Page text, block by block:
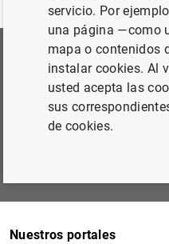
Suscríbete a nuestra
Podrás elegir las áreas de
recibir nuestras
Nuestros portales
servicio. Por
una página —como
mapa o contenidos
instalar cookies. Al
usted acepta las
sus
de cookies.